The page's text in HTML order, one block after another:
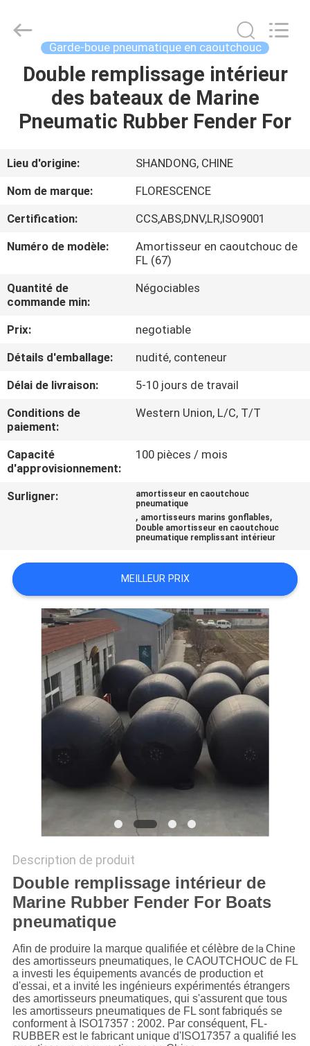
MAISON
DES
VIDÉOS
À
PROPOS
DE
NOUS
DE
L'USINE
CONTRÔLE
DE
NOUVELLES
PLAN
PRIVACY
POLICY
Supply
Garde-boue pneumatique en caoutchouc
Double remplissage intérieur
des bateaux de Marine
Pneumatic Rubber Fender For
Lieu d'origine:
SHANDONG, CHINE
Nom de marque:
FLORESCENCE
Certification:
CCS,ABS,DNV,LR,ISO9001
Numéro de modèle:
Amortisseur en caoutchouc de
FL (67)
Quantité de
commande min:
Négociables
Prix:
negotiable
Détails d'emballage:
nudité, conteneur
Délai de livraison:
5-10 jours de travail
Conditions de
paiement:
Western Union, L/C, T/T
Capacité
d'approvisionnement:
100 pièces / mois
Surligner:
amortisseur en caoutchouc
pneumatique
, amortisseurs marins gonflables,
Double amortisseur en caoutchouc
pneumatique remplissant intérieur
MEILLEUR PRIX
Description de produit
Double remplissage intérieur de
Marine Rubber Fender For Boats
pneumatique
Afin de produire la marque qualifiée et célèbre delaChine
des amortisseurs pneumatiques, le CAOUTCHOUC de FL
a investi les équipements avancés de production et
d'essai, et a invité les ingénieurs expérimentés étrangers
des amortisseurs pneumatiques, qui s'assurent que tous
lesamortisseurs pneumatiques de FLsont fabriqués se
conforment à ISO17357 : 2002. Par conséquent, FL-
RUBBER est le fabricant unique d'ISO17357 a qualifié les